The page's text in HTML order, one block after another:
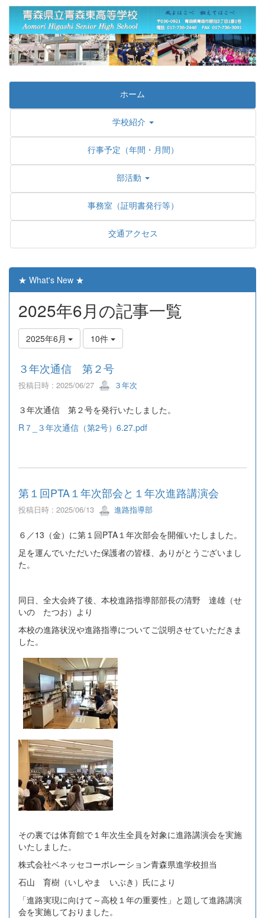
ホーム
学校紹介
行事予定（年間・月間）
部活動
事務室（証明書発行等）
交通アクセス
★ What's New ★
2025年6月の記事一覧
2025年6月 10件
３年次通信 第２号
投稿日時 : 2025/06/27 ３年次
３年次通信 第２号を発行いたしました。
R７_３年次通信（第2号）6.27.pdf
第１回PTA１年次部会と１年次進路講演会
投稿日時 : 2025/06/13 進路指導部
６／13（金）に第１回PTA１年次部会を開催いたしました。
足を運んでいただいた保護者の皆様、ありがとうございまし
た。
同日、全大会終了後、本校進路指導部部長の清野 達雄（せ
いの たつお）より
本校の進路状況や進路指導についてご説明させていただきま
した。
その裏では体育館で１年次生全員を対象に進路講演会を実施
いたしました。
株式会社ベネッセコーポレーション青森県進学校担当
石山 育樹（いしやま いぶき）氏により
「進路実現に向けて～高校１年の重要性」と題して進路講演
会を実施しておりました。